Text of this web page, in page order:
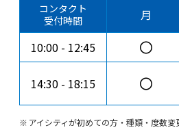
コンタクト
受付時間
月
10:00
12:45 〇
14:30 18:15 〇
アイシティが初めての方・種類・度数